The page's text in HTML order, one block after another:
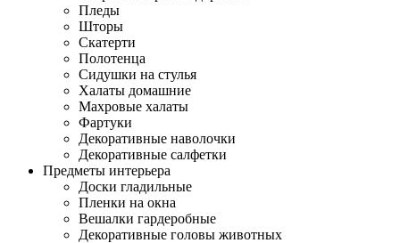
Пледы
Шторы
Скатерти
Полотенца
Сидушки на стулья
Халаты домашние
Махровые халаты
Фартуки
Декоративные наволочки
Декоративные салфетки
Предметы интерьера
Доски гладильные
Пленки на окна
Вешалки гардеробные
Декоративные головы животных